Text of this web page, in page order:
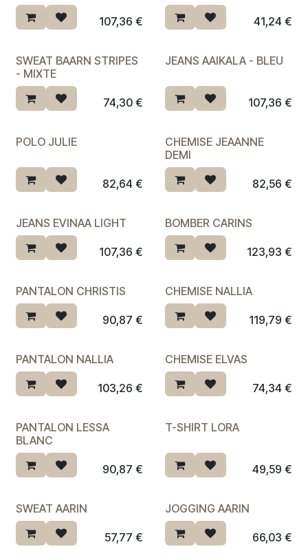
107,36 € 41,24 €
SWEAT BAARN STRIPES
- MIXTE
74,30€
JEANS AAIKALA - BLEU
107,36 €
POLO JULIE
82,64 €
CHEMISE JEAANNE
DEMI
82,56 €
JEANS EVINAA LIGHT
107,36 €
BOMBER CARINS
123,93 €
PANTALON CHRISTIS
90,87 € Dernière chance ♡
CHEMISE NALLIA
119,79 €
PANTALON NALLIA
103,26 €
CHEMISE ELVAS
74,34 €
PANTALON LESSA
BLANC
90,87 € Dernière chance ♡
T-SHIRT LORA
49,59 €
SWEAT AARIN
57,77 €
JOGGING AARIN
66,03 €